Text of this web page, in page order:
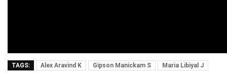
TAGS: Alex Aravind K Gipson Manickam S
Maria Libiyal J